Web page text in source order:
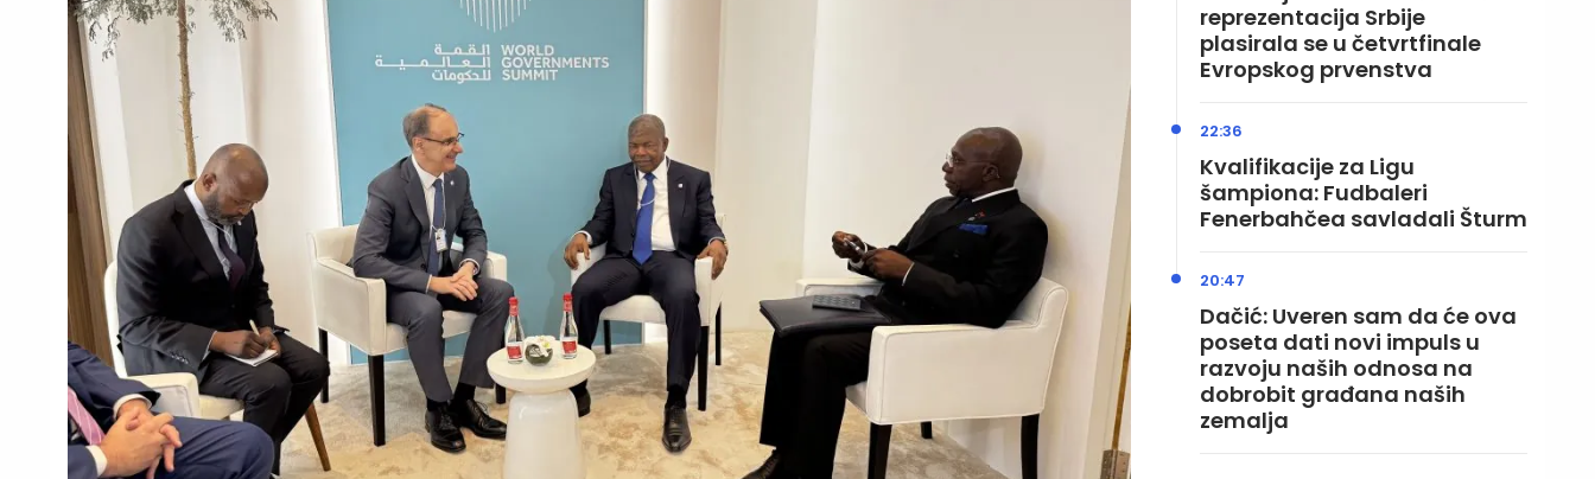
reprezentacija Srbije
plasirala se u četvrtfinale
Evropskog prvenstva
Kvalifikacije za Ligu
šampiona: Fudbaleri
Fenerbahčea savladali Šturm
22:36
Dačić: Uveren sam da će ova
poseta dati novi impuls u
razvoju naših odnosa na
dobrobit građana naših
zemalja
20:47